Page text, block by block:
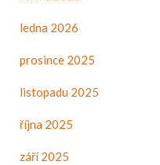
ledna 2026
prosince 2025
listopadu 2025
října 2025
září 2025